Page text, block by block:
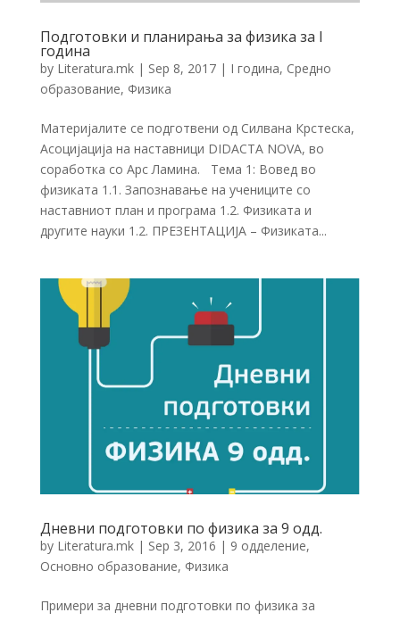
Подготовки и планирања за физика за I
година
by Literatura.mk| Sep 8, 2017| I година, Средно
образование, Физика
Материјалите се подготвени од Силвана Крстеска,
Асоцијација на наставници DIDACTA NOVA, во
соработка со Арс Ламина. Тема 1: Вовед во
физиката 1.1. Запознавање на учениците со
наставниот план и програма 1.2. Физиката и
другите науки 1.2. ПРЕЗЕНТАЦИЈА – Физиката...
Дневни подготовки по физика за 9 одд.
by Literatura.mk| Sep 3, 2016 | 9 одделение,
Основно образование, Физика
Примери за дневни подготовки по физика за